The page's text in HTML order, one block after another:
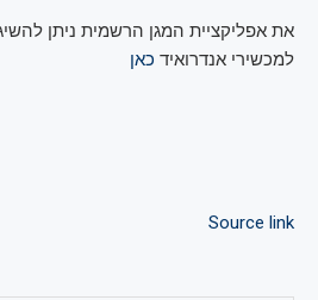
את אפליקציית המגן הרשמית ניתן להשיג
למכשירי אנדרואיד כאן
Source link